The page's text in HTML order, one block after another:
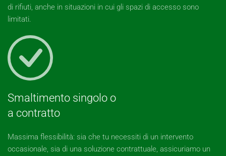
di rifiuti, anche in situazioni in cui gli spazi di accesso sono
limitati.
Smaltimento singolo o
a contratto
Massima flessibilità: sia che tu necessiti di un intervento
occasionale, sia di una soluzione contrattuale, assicuriamo un